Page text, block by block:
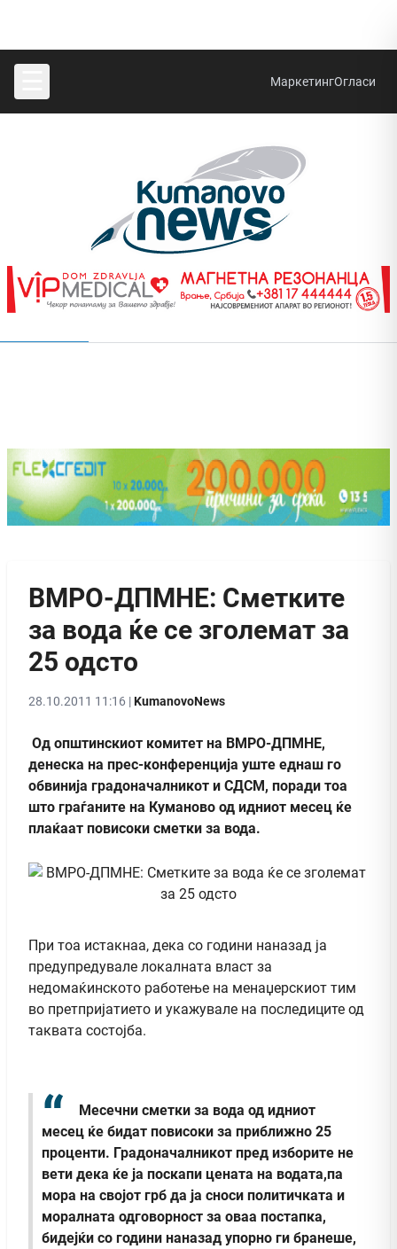
МаркетингОгласи
ВМРО-ДПМНЕ: Сметките
за вода ќе се зголемат за
25 одсто
28.10.2011 11:16 |KumanovoNews
Од општинскиот комитет на ВМРО-ДПМНЕ,
денеска на прес-конференција уште еднаш го
обвинија градоначалникот и СДСМ, поради тоа
што граѓаните на Куманово од идниот месец ќе
плаќаат повисоки сметки за вода.
При тоа истакнаа, дека со години наназад ја
предупредувале локалната власт за
недомаќинското работење на менаџерскиот тим
во претпријатието и укажувале на последиците од
таквата состојба.
Месечни сметки за вода од идниот
месец ќе бидат повисоки за приближно 25
проценти. Градоначалникот пред изборите не
вети дека ќе ја поскапи цената на водата,па
мора на својот грб да ја сноси политичката и
моралната одговорност за оваа постапка,
бидејќи со години наназад упорно ги бранеше,